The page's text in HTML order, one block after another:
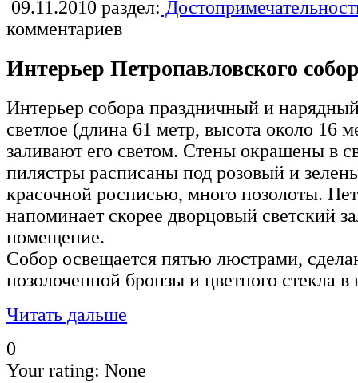
09.11.2010 раздел:
комментариев
Интерьер Петропавловского
Интерьер собора праздничный и
светлое (длина 61 метр, высота около 16
заливают его светом. Стены окрашены в
пилястры расписаны под розовый и
красочной росписью, много позолоты.
напоминает скорее дворцовый светский
помещение.
Собор освещается пятью люстрами,
позолоченной бронзы и цветного стекла
Читать дальше
0
Your rating: None